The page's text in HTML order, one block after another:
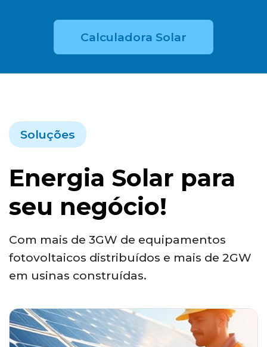
Calculadora Solar
Soluções
Energia Solar para
seu negócio!
Com mais de 3GW de equipamentos
fotovoltaicos distribuídos e mais de 2GW
em usinas construídas.